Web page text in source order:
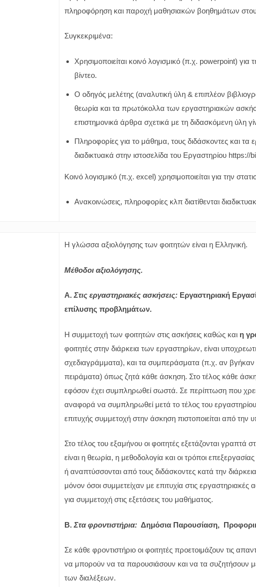
πληροφόρηση και παροχή μαθησιακών βοηθημάτων
Συγκεκριμένα:
Χρησιμοποιείται κοινό λογισμικό (π.χ. powerpoint)
βίντεο.
Ο οδηγός μελέτης (αναλυτική ύλη & επιπλέον
θεωρία και τα πρωτόκολλα των εργαστηριακών
επιστημονικά άρθρα σχετικά με τη διδασκόμενη ύλη
Πληροφορίες για το μάθημα, τους διδάσκοντες και τα
διαδικτυακά στην ιστοσελίδα του Εργαστηρίου https://
Κοινό λογισμικό (π.χ. excel) χρησιμοποιείται για την
Ανακοινώσεις, πληροφορίες κλπ διατίθενται
Η γλώσσα αξιολόγησης των φοιτητών είναι η Ελληνική.
Μέθοδοι αξιολόγησης.
Α. Στις εργαστηριακές ασκήσεις: Εργαστηριακή
επίλυσης προβλημάτων.
Η συμμετοχή των φοιτητών στις ασκήσεις καθώς και η
φοιτητές στην διάρκεια των εργαστηρίων, είναι
σχεδιαγράμματα), και τα συμπεράσματα (π.χ. αν βγήκαν
πειράματα) όπως ζητά κάθε άσκηση. Στο τέλος κάθε
εφόσον έχει συμπληρωθεί σωστά. Σε περίπτωση που
αναφορά να συμπληρωθεί μετά το τέλος του
επιτυχής συμμετοχή στην άσκηση πιστοποιείται από
Στο τέλος του εξαμήνου οι φοιτητές εξετάζονται γραπτά
είναι η θεωρία, η μεθοδολογία και οι τρόποι
ή αναπτύσσονται από τους διδάσκοντες κατά την
μόνον όσοι συμμετείχαν με επιτυχία στις εργαστηριακές
για συμμετοχή στις εξετάσεις του μαθήματος.
Β. Στα φροντιστήρια: Δημόσια Παρουσίαση,
Σε κάθε φροντιστήριο οι φοιτητές προετοιμάζουν τις
να μπορούν να τα παρουσιάσουν και να τα συζητήσουν
των διαλέξεων.